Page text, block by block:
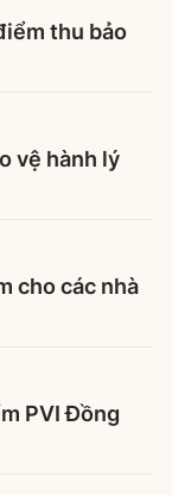
thu bảo
vệ hành lý
cho các nhà
PVI Đồng